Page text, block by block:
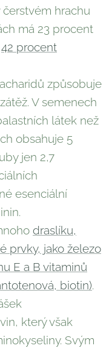
čerstvém hrachu
má 23 procent
42 procent
způsobuje
V semenech
látek než
obsahuje 5
jen 2,7
esenciální
draslíku,
prvky, jako železo
E a B vitaminů
biotin).
který však
Svým